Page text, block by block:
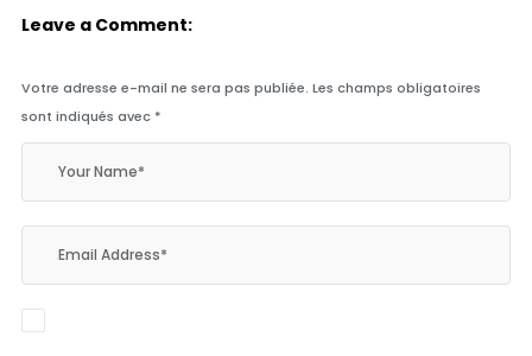
Leave a Comment:
Votre adresse e-mail ne sera pas publiée. Les champs obligatoires
sont indiqués avec *